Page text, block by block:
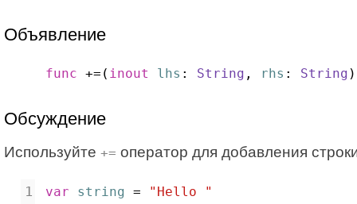
Объявление
func +=( inout lhs : String , rhs : String )
Обсуждение
Используйте += оператор для добавления
var string =
"Hello "